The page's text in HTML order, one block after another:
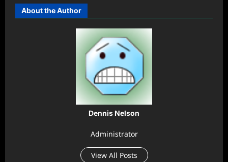
About the Author
Dennis Nelson
Administrator
View All Posts